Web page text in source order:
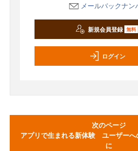
メールバックナン
新規会員登録 無料
ログイン
次のページ
アプリで生まれる新体験 ユーザーへ
に